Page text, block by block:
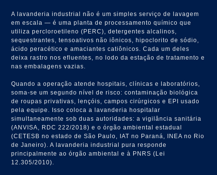
A lavanderia industrial não é um simples serviço de lavagem
em escala — é uma planta de processamento químico que
utiliza percloroetileno (PERC), detergentes alcalinos,
sequestrantes, tensoativos não iônicos, hipoclorito de sódio,
ácido peracético e amaciantes catiônicos. Cada um deles
deixa rastro nos efluentes, no lodo da estação de tratamento e
nas embalagens vazias.
Quando a operação atende hospitais, clínicas e laboratórios,
soma-se um segundo nível de risco: contaminação biológica
de roupas privativas, lençóis, campos cirúrgicos e EPI usado
pela equipe. Isso coloca a lavanderia hospitalar
simultaneamente sob duas autoridades: a vigilância sanitária
(ANVISA, RDC 222/2018) e o órgão ambiental estadual
(CETESB no estado de São Paulo, IAT no Paraná, INEA no Rio
de Janeiro). A lavanderia industrial pura responde
principalmente ao órgão ambiental e à PNRS (Lei
12.305/2010).